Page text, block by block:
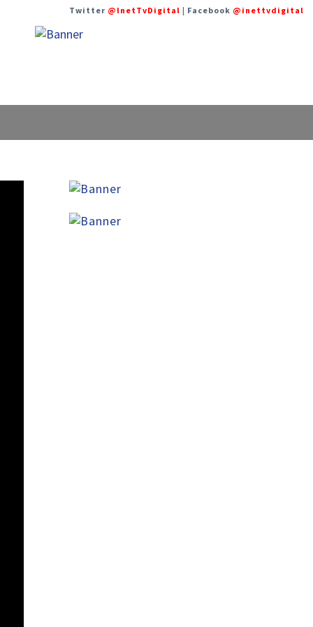
Twitter @InetTvDigital | Facebook @inettvdigital